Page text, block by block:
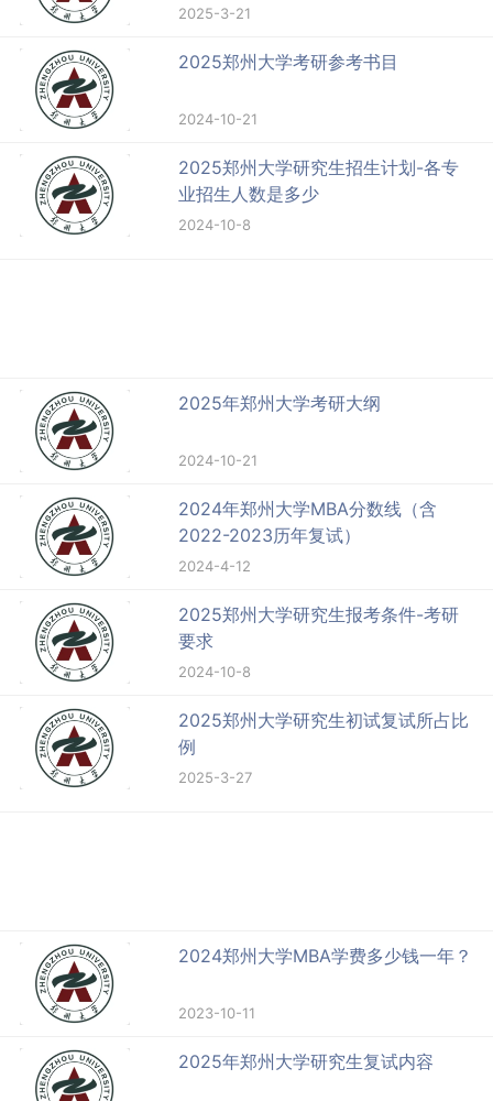
2025-3-21
2025郑州大学考研参考书目
2024-10-21
2025郑州大学研究生招生计划-各专
业招生人数是多少
2024-10-8
2025年郑州大学考研大纲
2024-10-21
2024年郑州大学MBA分数线（含
2022-2023历年复试）
2024-4-12
2025郑州大学研究生报考条件-考研
要求
2024-10-8
2025郑州大学研究生初试复试所占比
例
2025-3-27
2024郑州大学MBA学费多少钱一年？
2023-10-11
2025年郑州大学研究生复试内容